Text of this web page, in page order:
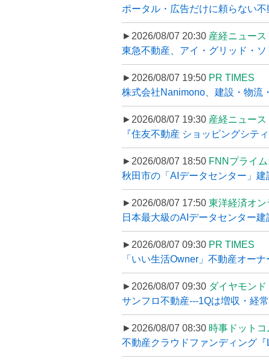
ポータル・広告だけに頼らない
►2026/08/07 20:30 産経ニュース
東急不動産、アイ・グリッド・
►2026/08/07 19:50 PR TIMES
株式会社Nanimono、建設・物流
►2026/08/07 19:30 産経ニュース
『住友不動産 ショッピングシテ
►2026/08/07 18:50 FNNプライ
秋田市の「AIデータセンター」
►2026/08/07 17:50 東洋経済オン
日本最大級のAIデータセンター
►2026/08/07 09:30 PR TIMES
「いい生活Owner」不動産オー
►2026/08/07 09:30 ダイヤモン
サンフロ不動産---1Qは増収・経
►2026/08/07 08:30 時事ドットコ
不動産クラウドファンディング